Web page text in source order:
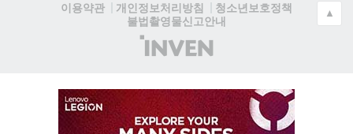
이용약관
개인정보처리방침
청소년보호정책
불법촬영물신고안내
(주)
인
▲